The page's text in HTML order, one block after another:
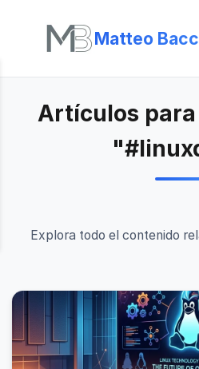
Matteo
Artículos
Explora todo el contenido